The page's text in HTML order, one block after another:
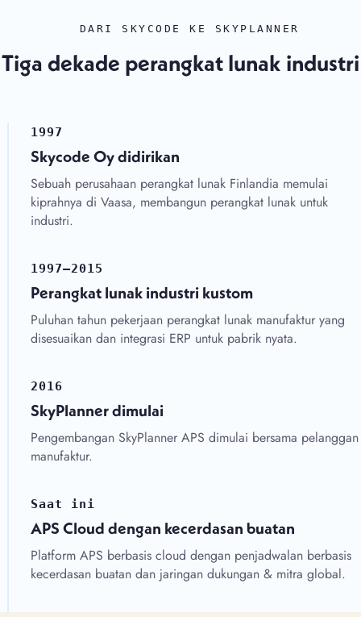
DARI SKYCODE KE SKYPLANNER
Tiga dekade perangkat lunak industri
1997
Skycode Oy didirikan
Sebuah perusahaan perangkat lunak Finlandia memulai
kiprahnya di Vaasa, membangun perangkat lunak untuk
industri.
1997–2015
Perangkat lunak industri kustom
Puluhan tahun pekerjaan perangkat lunak manufaktur yang
disesuaikan dan integrasi ERP untuk pabrik nyata.
2016
SkyPlanner dimulai
Pengembangan SkyPlanner APS dimulai bersama pelanggan
manufaktur.
Saat ini
APS Cloud dengan kecerdasan buatan
Platform APS berbasis cloud dengan penjadwalan berbasis
kecerdasan buatan dan jaringan dukungan & mitra global.